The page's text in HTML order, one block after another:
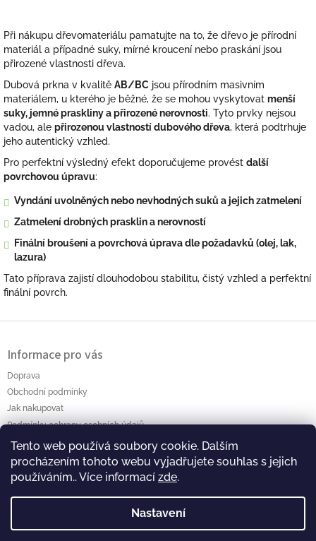
Tento web používá soubory cookie. Dalším
procházením tohoto webu vyjadřujete souhlas s jejich
používáním.. Více informací zde.
Nastavení
Při nákupu dřevomateriálu pamatujte na to, že dřevo je přírodní
materiál a případné suky, mírné kroucení nebo praskání jsou
přirozené vlastnosti dřeva.
Dubová prkna v kvalitě AB/BC jsou přírodním masivním
materiálem, u kterého je běžné, že se mohou vyskytovat menší
suky, jemné praskliny a přirozené nerovnosti. Tyto prvky nejsou
vadou, ale přirozenou vlastností dubového dřeva, která podtrhuje
jeho autentický vzhled.
Pro perfektní výsledný efekt doporučujeme provést další
povrchovou úpravu:
Vyndání uvolněných nebo nevhodných suků a jejich zatmelení
Zatmelení drobných prasklin a nerovností
Finální broušení a povrchová úprava dle požadavků (olej, lak,
lazura)
Tato příprava zajistí dlouhodobou stabilitu, čistý vzhled a perfektní
finální povrch.
Informace pro vás
Doprava
Obchodní podmínky
Jak nakupovat
Podmínky ochrany osobních údajů
Polanský AB s.r.o. Myslíkova 4 Pacov 395 01 Ič.: 01464256